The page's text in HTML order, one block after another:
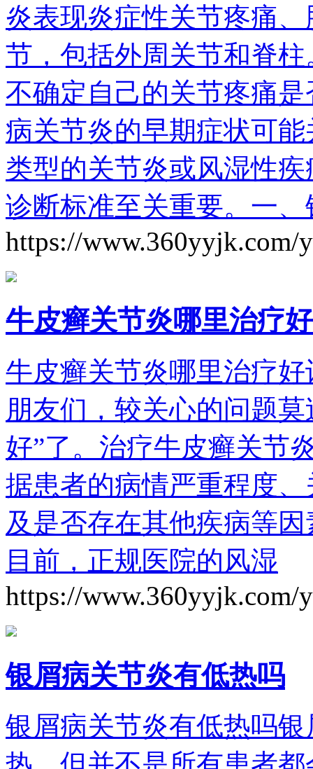
炎表现炎症性关节疼痛
节，包括外周关节和脊
不确定自己的关节疼痛
病关节炎的早期症状可
类型的关节炎或风湿性
诊断标准至关重要。一、
https://www.360yyjk.com/
牛皮癣关节炎哪里治疗好
牛皮癣关节炎哪里治疗
朋友们，较关心的问题
好”了。治疗牛皮癣关节
据患者的病情严重程度
及是否存在其他疾病等
目前，正规医院的风湿
https://www.360yyjk.com/
银屑病关节炎有低热吗
银屑病关节炎有低热吗